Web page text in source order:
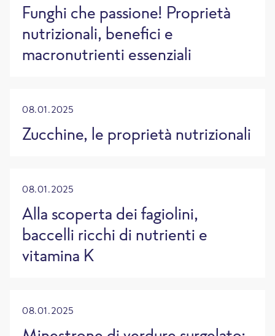
Funghi che passione! Proprietà
nutrizionali, benefici e
macronutrienti essenziali
08.01.2025
Zucchine, le proprietà nutrizionali
08.01.2025
Alla scoperta dei fagiolini,
baccelli ricchi di nutrienti e
vitamina K
08.01.2025